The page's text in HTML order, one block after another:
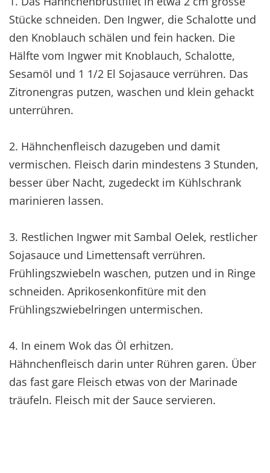
Stücke schneiden. Den Ingwer, die Schalotte und
den Knoblauch schälen und fein hacken. Die
Hälfte vom Ingwer mit Knoblauch, Schalotte,
Sesamöl und 1 1/2 El Sojasauce verrühren. Das
Zitronengras putzen, waschen und klein gehackt
unterrühren.
2. Hähnchenfleisch dazugeben und damit
vermischen. Fleisch darin mindestens 3 Stunden,
besser über Nacht, zugedeckt im Kühlschrank
marinieren lassen.
3. Restlichen Ingwer mit Sambal Oelek, restlicher
Sojasauce und Limettensaft verrühren.
Frühlingszwiebeln waschen, putzen und in Ringe
schneiden. Aprikosenkonfitüre mit den
Frühlingszwiebelringen untermischen.
4. In einem Wok das Öl erhitzen.
Hähnchenfleisch darin unter Rühren garen. Über
das fast gare Fleisch etwas von der Marinade
träufeln. Fleisch mit der Sauce servieren.